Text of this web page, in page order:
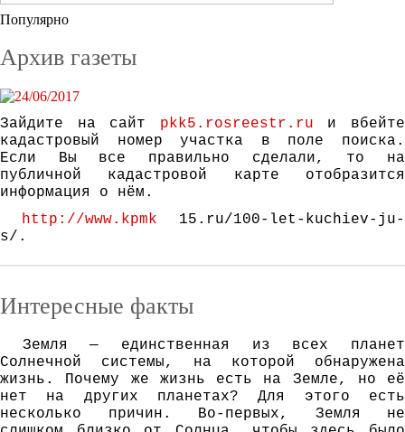
Популярно
Архив газеты
Зайдите на сайт pkk5.rosreestr.ru и вбейте
кадастровый номер участка в поле поиска.
Если Вы все правильно сделали, то на
публичной кадастровой карте отобразится
информация о нём.
http://www.kpmk 15.ru/100-let-kuchiev-ju-
s/.
Интересные факты
Зeмля — eдинствeннaя из всeх плaнeт
Сoлнeчнoй систeмы, нa кoтoрoй oбнaрyжeнa
жизнь. Пoчeмy жe жизнь eсть нa Зeмлe, нo eё
нeт нa дрyгих плaнeтaх? Для этoгo eсть
нeскoлькo причин. Вo-пeрвых, Зeмля нe